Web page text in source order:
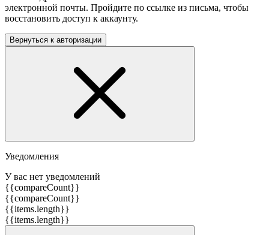
электронной почты. Пройдите по ссылке из письма, чтобы
восстановить доступ к аккаунту.
Вернуться к авторизации
Уведомления
У вас нет уведомлений
{{compareCount}}
{{compareCount}}
{{items.length}}
{{items.length}}